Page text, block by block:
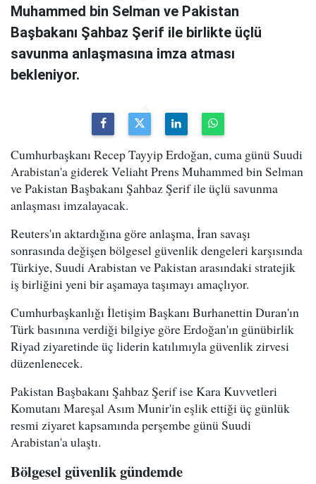
Muhammed bin Selman ve Pakistan
Başbakanı Şahbaz Şerif ile birlikte üçlü
savunma anlaşmasına imza atması
bekleniyor.
Cumhurbaşkanı Recep Tayyip Erdoğan, cuma günü Suudi
Arabistan'a giderek Veliaht Prens Muhammed bin Selman
ve Pakistan Başbakanı Şahbaz Şerif ile üçlü savunma
anlaşması imzalayacak.
Reuters'ın aktardığına göre anlaşma, İran savaşı
sonrasında değişen bölgesel güvenlik dengeleri karşısında
Türkiye, Suudi Arabistan ve Pakistan arasındaki stratejik
iş birliğini yeni bir aşamaya taşımayı amaçlıyor.
Cumhurbaşkanlığı İletişim Başkanı Burhanettin Duran'ın
Türk basınına verdiği bilgiye göre Erdoğan'ın günübirlik
Riyad ziyaretinde üç liderin katılımıyla güvenlik zirvesi
düzenlenecek.
Pakistan Başbakanı Şahbaz Şerif ise Kara Kuvvetleri
Komutanı Mareşal Asım Munir'in eşlik ettiği üç günlük
resmi ziyaret kapsamında perşembe günü Suudi
Arabistan'a ulaştı.
Bölgesel güvenlik gündemde